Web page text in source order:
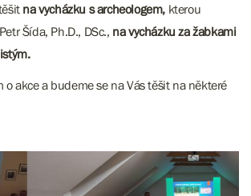
na vycházku s archeologem, kterou
Šída, Ph.D., DSc., na vycházku za žabkami
o akce a budeme se na Vás těšit na některé